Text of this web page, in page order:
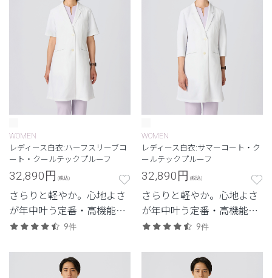
WOMEN
レディース白衣:ハーフスリーブコ
ート・クールテックプルーフ
32,890円 (税込)
さらりと軽やか。心地よさ
が年中叶う定番・高機能シ
リーズ。
9件
WOMEN
レディース白衣:サマーコート・ク
ールテックプルーフ
32,890円 (税込)
さらりと軽やか。心地よさ
が年中叶う定番・高機能シ
リーズ。
9件